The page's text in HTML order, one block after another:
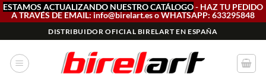
ESTAMOS ACTUALIZANDO NUESTRO CATÁLOGO- HAZ TU PEDIDO
A TRAVÉS DE EMAIL: info@birelart.es o WHATSAPP: 633295848
al
contenido
DISTRIBUIDOR OFICIAL BIRELART EN ESPAÑA